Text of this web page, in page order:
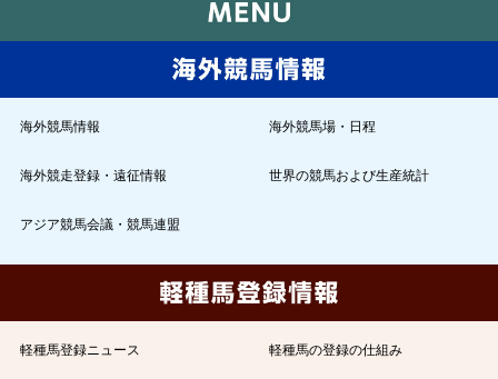
海外競馬情報 海外競馬場・日程
海外競走登録・遠征情報 世界の競馬および生産統計
アジア競馬会議・競馬連盟
軽種馬登録ニュース 軽種馬の登録の仕組み